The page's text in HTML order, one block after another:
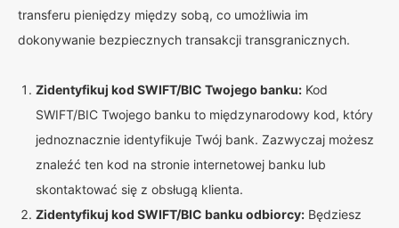
transferu pieniędzy między sobą, co umożliwia im
dokonywanie bezpiecznych transakcji transgranicznych.
Zidentyfikuj kod SWIFT/BIC Twojego banku: Kod
SWIFT/BIC Twojego banku to międzynarodowy kod, który
jednoznacznie identyfikuje Twój bank. Zazwyczaj możesz
znaleźć ten kod na stronie internetowej banku lub
skontaktować się z obsługą klienta.
Zidentyfikuj kod SWIFT/BIC banku odbiorcy: Będziesz